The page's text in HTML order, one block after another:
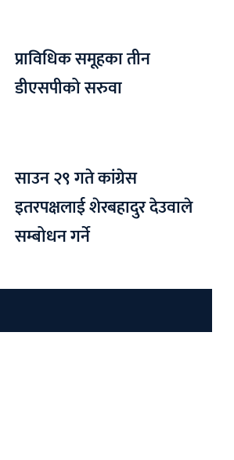
प्राविधिक समूहका तीन
डीएसपीको सरुवा
साउन २९ गते कांग्रेस
इतरपक्षलाई शेरबहादुर देउवाले
सम्बोधन गर्ने